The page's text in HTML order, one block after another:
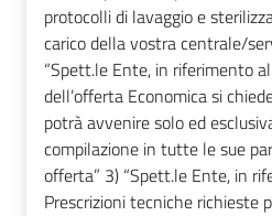
protocolli di lavaggio e
carico della vostra centrale/
“Spett.le Ente, in riferimento
dell’offerta Economica si
potrà avvenire solo ed
compilazione in tutte le sue
offerta” 3) “Spett.le Ente, in
Prescrizioni tecniche richieste